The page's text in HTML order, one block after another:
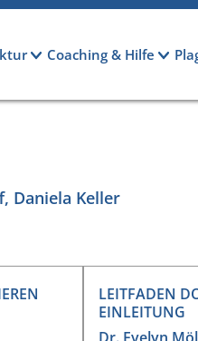
Coaching & Hilfe
Daniela Keller
LEITFADEN
EINLEITUNG